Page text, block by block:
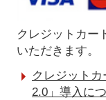
クレジットカー
いただきます。
クレジット
2.0」導入に